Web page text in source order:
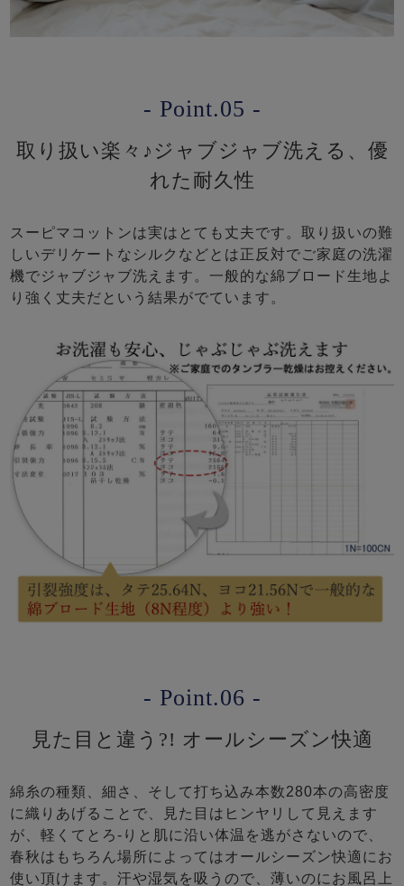
- Point.05 -
取り扱い楽々♪ジャブジャブ洗える、優
れた耐久性
スーピマコットンは実はとても丈夫です。取り扱いの難
しいデリケートなシルクなどとは正反対でご家庭の洗濯
機でジャブジャブ洗えます。一般的な綿ブロード生地よ
り強く丈夫だという結果がでています。
- Point.06 -
見た目と違う?! オールシーズン快適
綿糸の種類、細さ、そして打ち込み本数280本の高密度
に織りあげることで、見た目はヒンヤリして見えます
が、軽くてとろ-りと肌に沿い体温を逃がさないので、
春秋はもちろん場所によってはオールシーズン快適にお
使い頂けます。汗や湿気を吸うので、薄いのにお風呂上